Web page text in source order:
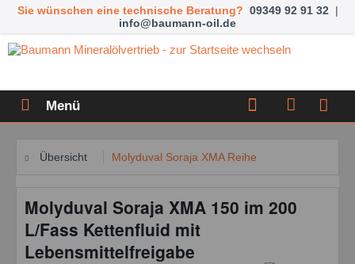
Sie wünschen eine technische Beratung? 09349 92 91 32 |
info@baumann-oil.de
Menü
Übersicht Molyduval Soraja XMA Reihe
Molyduval Soraja XMA 150 im 200
L/Fass Kettenfluid mit
Lebensmittelfreigabe